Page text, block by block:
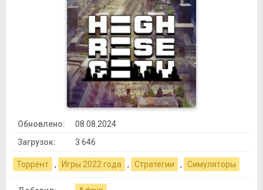
Обновлено:
08.08.2024
Загрузок:
3 646
Торрент , Игры 2022 года , Стратегии , Симуляторы